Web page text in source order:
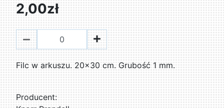
2,00zł
Filc w arkuszu. 20x30 cm. Grubość 1 mm.
Producent: